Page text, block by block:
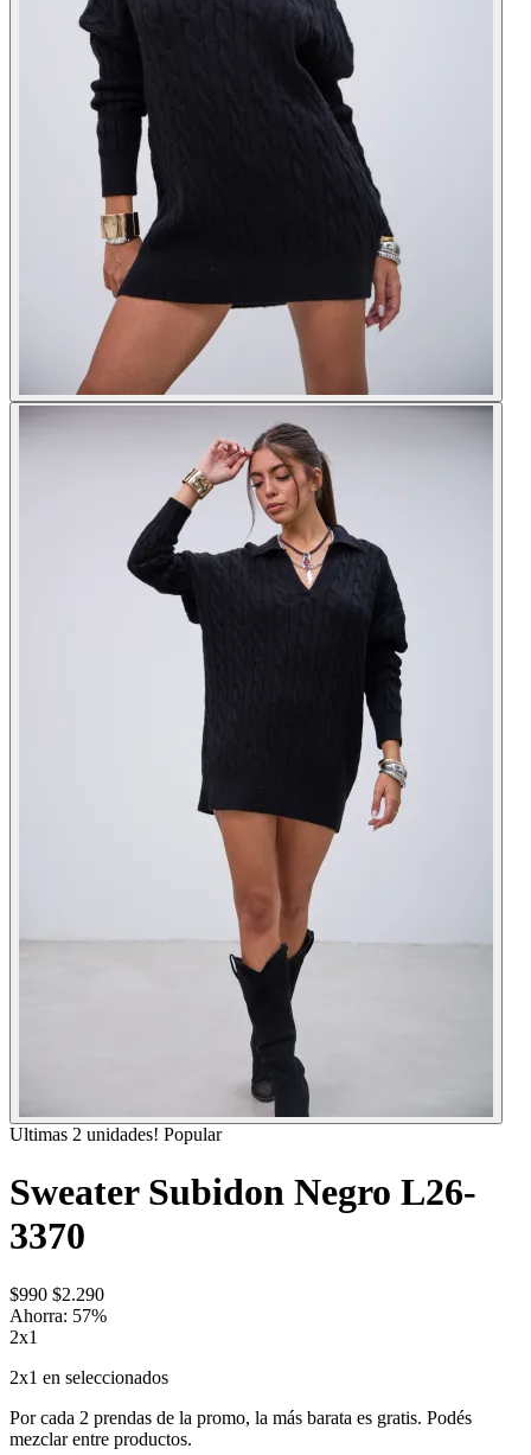
Ultimas 2 unidades! Popular
Sweater Subidon Negro L26-
3370
$990 $2.290
Ahorra: 57%
2x1
2x1 en seleccionados
Por cada 2 prendas de la promo, la más barata es gratis. Podés
mezclar entre productos.